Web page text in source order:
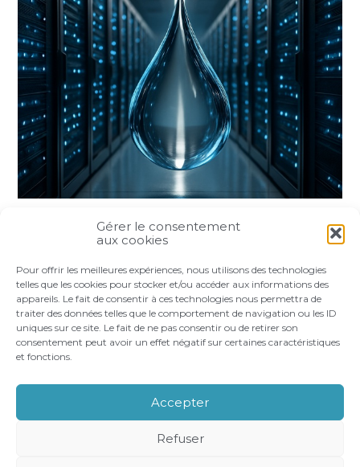
Gérer le consentement
aux cookies
Pour offrir les meilleures expériences, nous utilisons des technologies
telles que les cookies pour stocker et/ou accéder aux informations des
appareils. Le fait de consentir à ces technologies nous permettra de
traiter des données telles que le comportement de navigation ou les ID
uniques sur ce site. Le fait de ne pas consentir ou de retirer son
consentement peut avoir un effet négatif sur certaines caractéristiques
et fonctions.
Accepter
Refuser
FaceBook
TwitterLinkedIn
Principale
NOS ACCOMPAGNEMENTS
CONTACT